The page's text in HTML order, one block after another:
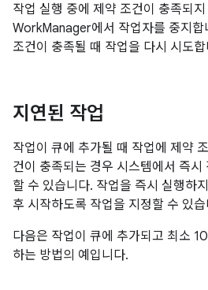
작업 실행 중에 제약 조건이 충족되
WorkManager에서 작업자를 중지합
조건이 충족될 때 작업을 다시 시도
지연된 작업
작업이 큐에 추가될 때 작업에 제약
건이 충족되는 경우 시스템에서 즉시
할 수 있습니다. 작업을 즉시 실행하
후 시작하도록 작업을 지정할 수 있
다음은 작업이 큐에 추가되고 최소
하는 방법의 예입니다.